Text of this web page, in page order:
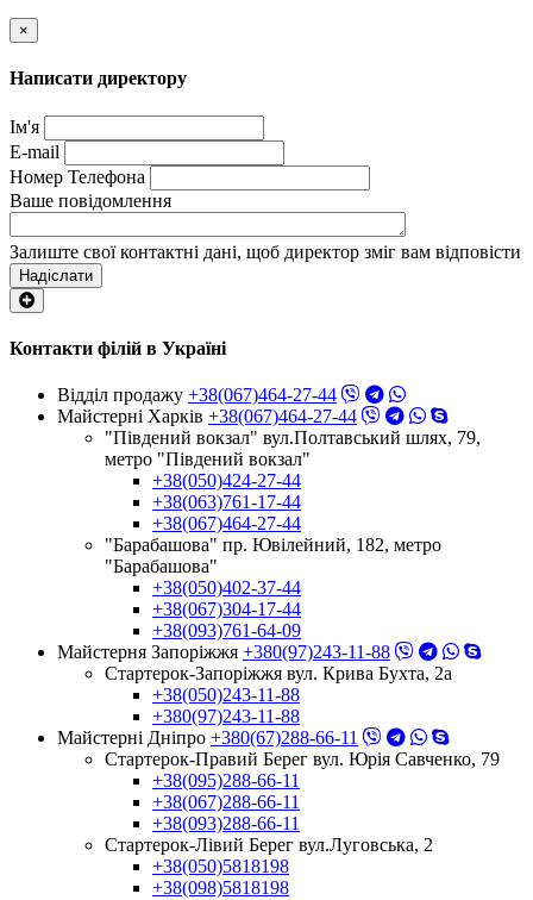
×
Написати директору
Ім'я
E-mail
Номер Телефона
Ваше повідомлення
Залиште свої контактні дані, щоб директор зміг вам відповісти
Надіслати
Контакти філій в Україні
Відділ продажу +38(067)464-27-44
Майстерні Харків +38(067)464-27-44
"Південий вокзал" вул.Полтавський шлях, 79,
метро "Південий вокзал"
+38(050)424-27-44
+38(063)761-17-44
+38(067)464-27-44
"Барабашова" пр. Ювілейний, 182, метро
"Барабашова"
+38(050)402-37-44
+38(067)304-17-44
+38(093)761-64-09
Майстерня Запоріжжя +380(97)243-11-88
Стартерок-Запоріжжя вул. Крива Бухта, 2а
+38(050)243-11-88
+380(97)243-11-88
Майстерні Днiпро +380(67)288-66-11
Стартерок-Правий Берег вул. Юрія Савченко, 79
+38(095)288-66-11
+38(067)288-66-11
+38(093)288-66-11
Стартерок-Лівий Берег вул.Луговська, 2
+38(050)5818198
+38(098)5818198